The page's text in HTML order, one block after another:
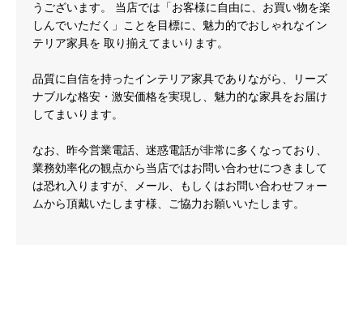
うございます。 当店では「お客様に自由に、お買い物を楽
しんでいただく」ことを目標に、魅力的でおしゃれなイン
テリア家具を 取り揃えてまいります。
品質に自信を持ったインテリア家具でありながら、リーズ
ナブルな格安・激安価格を実現し、魅力的な家具をお届け
してまいります。
なお、昨今営業電話、迷惑電話が非常に多くなっており、
業務効率化の観点から当店ではお問い合わせにつきまして
は恐れ入りますが、メール、もしくはお問い合わせフォー
ムから頂戴いたします様、ご協力お願いいたします。